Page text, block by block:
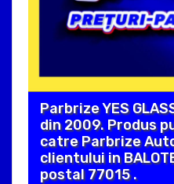
Parbrize YES
din 2009. Produs
catre Parbrize
clientului in
postal 77015 .